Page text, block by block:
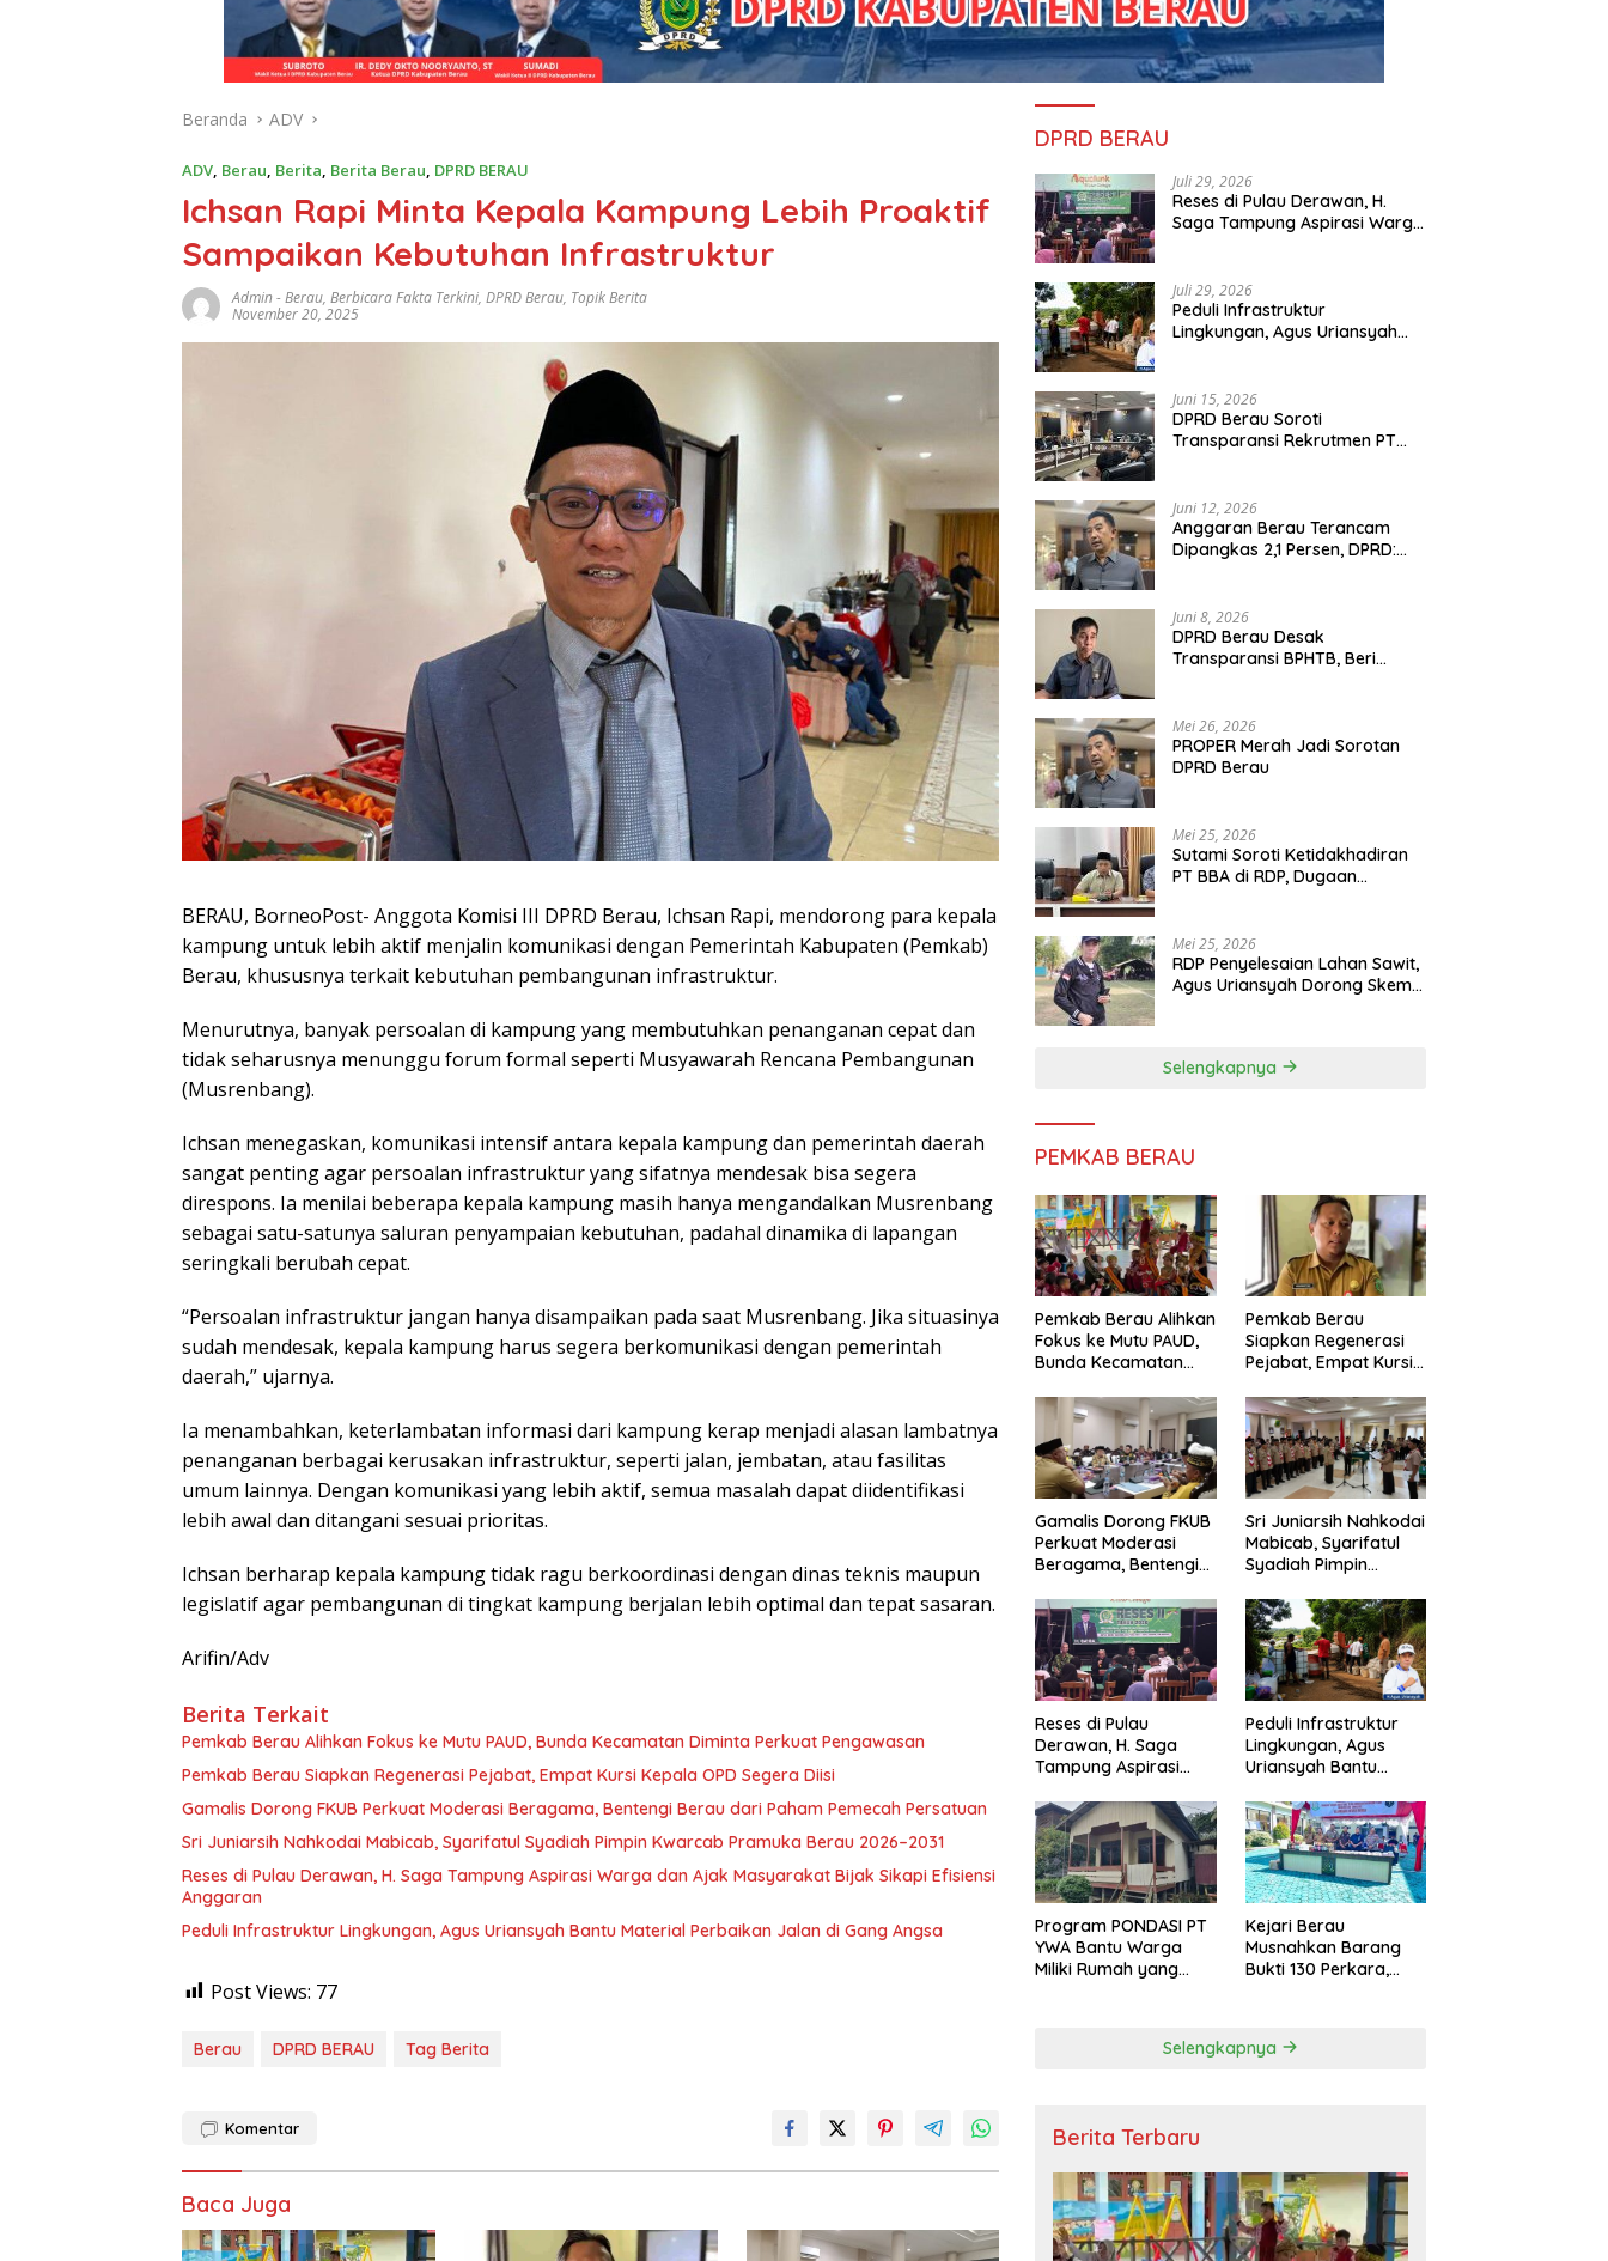
Beranda ADV
ADV, Berau, Berita, Berita Berau, DPRD BERAU
Ichsan Rapi Minta Kepala Kampung Lebih Proaktif
Sampaikan Kebutuhan Infrastruktur
Admin-Berau, Berbicara Fakta Terkini, DPRD Berau, Topik Berita
November 20, 2025
BERAU, BorneoPost- Anggota Komisi III DPRD Berau, Ichsan Rapi, mendorong para kepala
kampung untuk lebih aktif menjalin komunikasi dengan Pemerintah Kabupaten (Pemkab)
Berau, khususnya terkait kebutuhan pembangunan infrastruktur.
Menurutnya, banyak persoalan di kampung yang membutuhkan penanganan cepat dan
tidak seharusnya menunggu forum formal seperti Musyawarah Rencana Pembangunan
(Musrenbang).
Ichsan menegaskan, komunikasi intensif antara kepala kampung dan pemerintah daerah
sangat penting agar persoalan infrastruktur yang sifatnya mendesak bisa segera
direspons. Ia menilai beberapa kepala kampung masih hanya mengandalkan Musrenbang
sebagai satu-satunya saluran penyampaian kebutuhan, padahal dinamika di lapangan
seringkali berubah cepat.
“Persoalan infrastruktur jangan hanya disampaikan pada saat Musrenbang. Jika situasinya
sudah mendesak, kepala kampung harus segera berkomunikasi dengan pemerintah
daerah,” ujarnya.
Ia menambahkan, keterlambatan informasi dari kampung kerap menjadi alasan lambatnya
penanganan berbagai kerusakan infrastruktur, seperti jalan, jembatan, atau fasilitas
umum lainnya. Dengan komunikasi yang lebih aktif, semua masalah dapat diidentifikasi
lebih awal dan ditangani sesuai prioritas.
Ichsan berharap kepala kampung tidak ragu berkoordinasi dengan dinas teknis maupun
legislatif agar pembangunan di tingkat kampung berjalan lebih optimal dan tepat sasaran.
Arifin/Adv
Berita Terkait
Pemkab Berau Alihkan Fokus ke Mutu PAUD, Bunda Kecamatan Diminta Perkuat Pengawasan
Pemkab Berau Siapkan Regenerasi Pejabat, Empat Kursi Kepala OPD Segera Diisi
Gamalis Dorong FKUB Perkuat Moderasi Beragama, Bentengi Berau dari Paham Pemecah Persatuan
Sri Juniarsih Nahkodai Mabicab, Syarifatul Syadiah Pimpin Kwarcab Pramuka Berau 2026–2031
Reses di Pulau Derawan, H. Saga Tampung Aspirasi Warga dan Ajak Masyarakat Bijak Sikapi Efisiensi
Anggaran
Peduli Infrastruktur Lingkungan, Agus Uriansyah Bantu Material Perbaikan Jalan di Gang Angsa
Post Views: 77
Berau DPRD BERAU Tag Berita
Komentar
Baca Juga
DPRD BERAU
Juli 29, 2026
Reses di Pulau Derawan, H.
Saga Tampung Aspirasi Warga
Juli 29, 2026
Peduli Infrastruktur
Lingkungan, Agus Uriansyah
Juni 15, 2026
DPRD Berau Soroti
Transparansi Rekrutmen PT
Juni 12, 2026
Anggaran Berau Terancam
Dipangkas 2,1 Persen, DPRD:
Juni 8, 2026
DPRD Berau Desak
Transparansi BPHTB, Beri
Mei 26, 2026
PROPER Merah Jadi Sorotan
DPRD Berau
Mei 25, 2026
Sutami Soroti Ketidakhadiran
PT BBA di RDP, Dugaan
Mei 25, 2026
RDP Penyelesaian Lahan Sawit,
Agus Uriansyah Dorong Skema
Selengkapnya
PEMKAB BERAU
Pemkab Berau Alihkan
Fokus ke Mutu PAUD,
Bunda Kecamatan
Pengawasan
Pemkab Berau
Siapkan Regenerasi
Pejabat, Empat Kursi
Diisi
Gamalis Dorong FKUB
Perkuat Moderasi
Beragama, Bentengi
Pemecah Persatuan
Sri Juniarsih Nahkodai
Mabicab, Syarifatul
Syadiah Pimpin
Berau 2026–2031
Reses di Pulau
Derawan, H. Saga
Tampung Aspirasi
Masyarakat Bijak
Sikapi Efisiensi
Anggaran
Peduli Infrastruktur
Lingkungan, Agus
Uriansyah Bantu
Jalan di Gang Angsa
Program PONDASI PT
YWA Bantu Warga
Miliki Rumah yang
Kejari Berau
Musnahkan Barang
Bukti 130 Perkara,
Selengkapnya
Berita Terbaru